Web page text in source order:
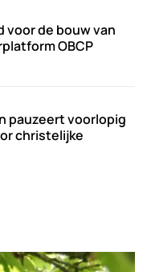
de bouw van
OBCP
pauzeert voorlopig
christelijke